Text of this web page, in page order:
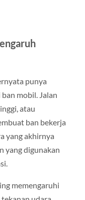
punya
mobil. Jalan
atau
ban bekerja
yang akhirnya
yang digunakan
memengaruhi